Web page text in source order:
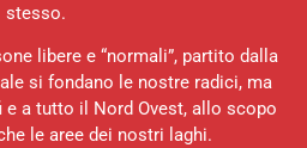
stesso.
libere e “normali”, partito dalla
si fondano le nostre radici, ma
a tutto il Nord Ovest, allo scopo
le aree dei nostri laghi.